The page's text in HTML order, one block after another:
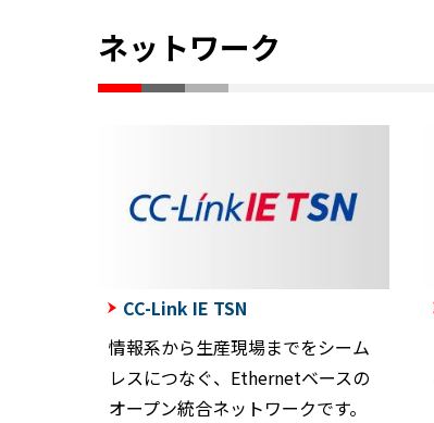
ネットワーク
CC-Link IE TSN
情報系から生産現場までをシーム
レスにつなぐ、Ethernetベースの
オープン統合ネットワークです。